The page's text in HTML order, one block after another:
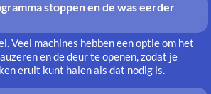
Veel machines hebben een optie om het
en de deur te openen, zodat je
eruit kunt halen als dat nodig is.